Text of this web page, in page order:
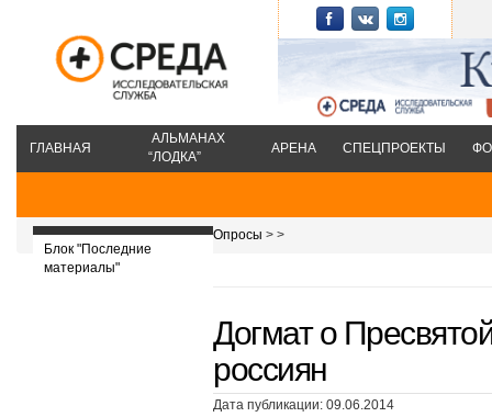
ГЛАВНАЯ
АЛЬМАНАХ
“ЛОДКА”
АРЕНА СПЕЦПРОЕКТЫ
Опросы >
Блок "Последние
материалы"
>
Догмат о
россиян
Дата публикации: 09.06.2014